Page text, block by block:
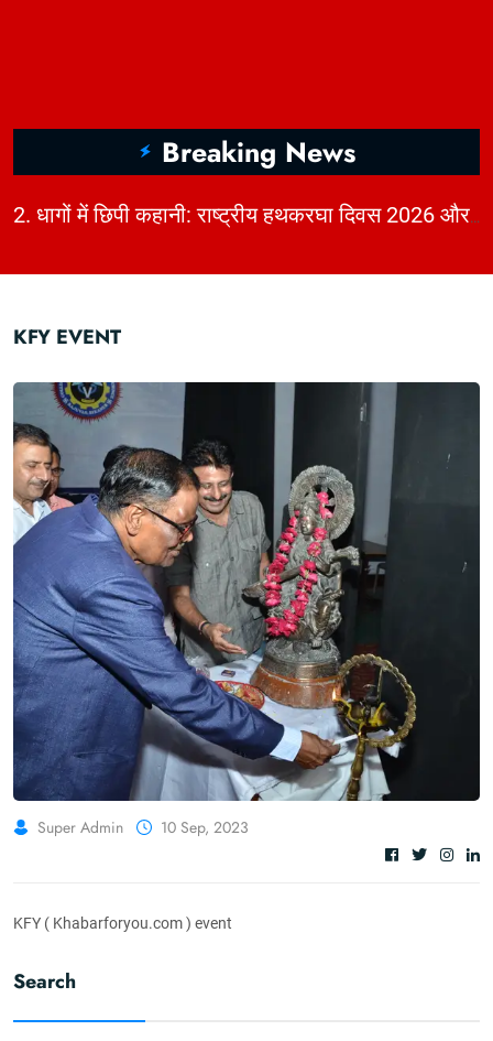
Breaking News
| 2. धागों में छिपी कहानी: राष्ट्रीय हथकरघा दिवस 2026 और भारत की बुनाई विरासत | KhabarForYou
KFY EVENT
Super Admin 10 Sep, 2023
KFY ( Khabarforyou.com ) event
Search